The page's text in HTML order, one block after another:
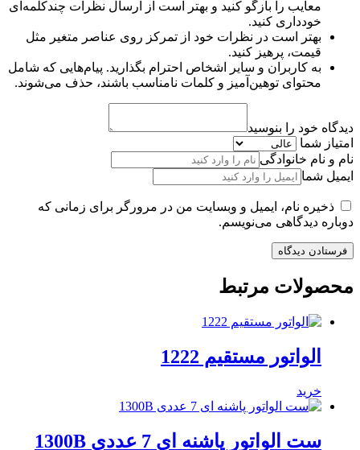
معایب را بازگو کنید و بهتر است از ارسال نظرات چندکلمه‌‌ای
خودداری کنید.
بهتر است در نظرات خود از تمرکز روی عناصر متغیر مثل
قیمت، پرهیز کنید.
به کاربران و سایر اشخاص احترام بگذارید. پیام‌هایی که شامل
محتوای توهین‌آمیز و کلمات نامناسب باشند، حذف می‌شوند.
دیدگاه خود را بنوسید
امتیاز شما
نام و نام خانوادگی
ایمیل شما
ذخیره نام، ایمیل و وبسایت من در مرورگر برای زمانی که
دوباره دیدگاهی می‌نویسم.
محصولات مرتبط
الواتور مستقیم 1222
خرید
ست الواتور پاشنه ای 7 عددی 1300B